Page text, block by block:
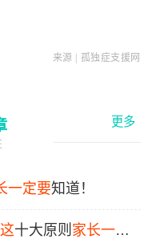
来源 | 孤独症支援网
更多
一定要知道！
这十大原则 家长一定